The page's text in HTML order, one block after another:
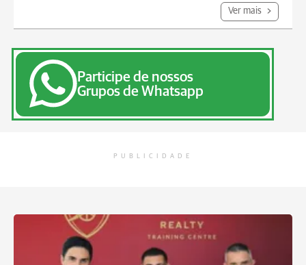
Ver mais
Participe de nossos
Grupos de Whatsapp
PUBLICIDADE